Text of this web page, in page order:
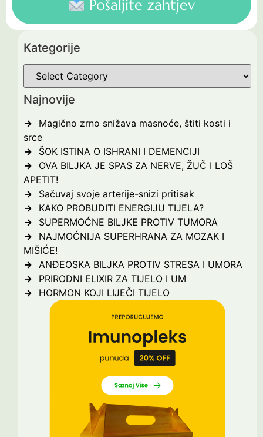
Pošaljite zahtjev
Kategorije
Najnovije
Magično zrno snižava masnoće, štiti kosti i
srce
ŠOK ISTINA O ISHRANI I DEMENCIJI
OVA BILJKA JE SPAS ZA NERVE, ŽUČ I LOŠ
APETIT!
Sačuvaj svoje arterije-snizi pritisak
KAKO PROBUDITI ENERGIJU TIJELA?
SUPERMOĆNE BILJKE PROTIV TUMORA
NAJMOĆNIJA SUPERHRANA ZA MOZAK I
MIŠIĆE!
ANĐEOSKA BILJKA PROTIV STRESA I UMORA
PRIRODNI ELIXIR ZA TIJELO I UM
HORMON KOJI LIJEČI TIJELO